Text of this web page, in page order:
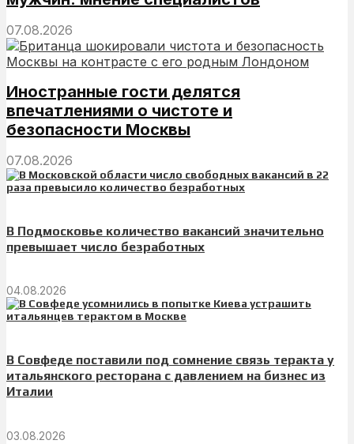
07.08.2026
Иностранные гости делятся
впечатлениями о чистоте и
безопасности Москвы
07.08.2026
В Подмосковье количество вакансий значительно
превышает число безработных
04.08.2026
В Совфеде поставили под сомнение связь теракта у
итальянского ресторана с давлением на бизнес из
Италии
03.08.2026